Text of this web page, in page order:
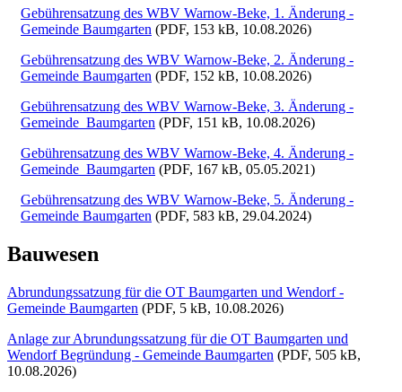
Gebührensatzung des WBV Warnow-Beke, 1. Änderung -
Gemeinde Baumgarten (PDF, 153 kB, 10.08.2026)
Gebührensatzung des WBV Warnow-Beke, 2. Änderung -
Gemeinde Baumgarten (PDF, 152 kB, 10.08.2026)
Gebührensatzung des WBV Warnow-Beke, 3. Änderung -
Gemeinde_Baumgarten (PDF, 151 kB, 10.08.2026)
Gebührensatzung des WBV Warnow-Beke, 4. Änderung -
Gemeinde_Baumgarten (PDF, 167 kB, 05.05.2021)
Gebührensatzung des WBV Warnow-Beke, 5. Änderung -
Gemeinde Baumgarten (PDF, 583 kB, 29.04.2024)
Bauwesen
Abrundungssatzung für die OT Baumgarten und Wendorf -
Gemeinde Baumgarten (PDF, 5 kB, 10.08.2026)
Anlage zur Abrundungssatzung für die OT Baumgarten und
Wendorf Begründung - Gemeinde Baumgarten (PDF, 505 kB,
10.08.2026)